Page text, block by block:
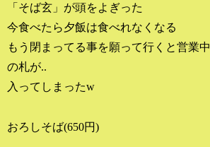
「そば玄」が頭をよぎった
今食べたら夕飯は食べれなくなる
もう閉まってる事を願って行くと営業中
の札が..
入ってしまったw
おろしそば(650円)